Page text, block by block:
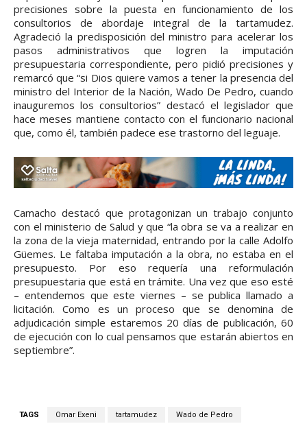
precisiones sobre la puesta en funcionamiento de los
consultorios de abordaje integral de la tartamudez.
Agradeció la predisposición del ministro para acelerar los
pasos administrativos que logren la imputación
presupuestaria correspondiente, pero pidió precisiones y
remarcó que “si Dios quiere vamos a tener la presencia del
ministro del Interior de la Nación, Wado De Pedro, cuando
inauguremos los consultorios” destacó el legislador que
hace meses mantiene contacto con el funcionario nacional
que, como él, también padece ese trastorno del leguaje.
Camacho destacó que protagonizan un trabajo conjunto
con el ministerio de Salud y que “la obra se va a realizar en
la zona de la vieja maternidad, entrando por la calle Adolfo
Güemes. Le faltaba imputación a la obra, no estaba en el
presupuesto. Por eso requería una reformulación
presupuestaria que está en trámite. Una vez que eso esté
– entendemos que este viernes – se publica llamado a
licitación. Como es un proceso que se denomina de
adjudicación simple estaremos 20 días de publicación, 60
de ejecución con lo cual pensamos que estarán abiertos en
septiembre”.
TAGS Omar Exeni tartamudez Wado de Pedro